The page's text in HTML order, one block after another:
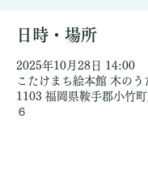
日時・場所
2025年10月28日 14:00
こたけまち絵本館 木の
1103 福岡県鞍手郡小竹
６